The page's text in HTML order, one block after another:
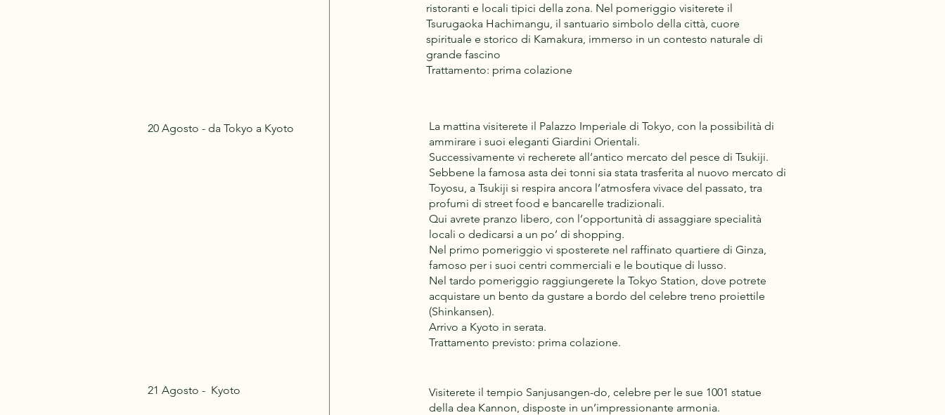
20 Agosto - da Tokyo a Kyoto
21 Agosto - Kyoto
ristoranti e locali tipici della zona. Nel pomeriggio visiterete il
Tsurugaoka Hachimangu, il santuario simbolo della città, cuore
spirituale e storico di Kamakura, immerso in un contesto naturale di
grande fascino
Trattamento: prima colazione
La mattina visiterete il Palazzo Imperiale di Tokyo, con la possibilità di
ammirare i suoi eleganti Giardini Orientali.
Successivamente vi recherete all’antico mercato del pesce di Tsukiji.
Sebbene la famosa asta dei tonni sia stata trasferita al nuovo mercato di
Toyosu, a Tsukiji si respira ancora l’atmosfera vivace del passato, tra
profumi di street food e bancarelle tradizionali.
Qui avrete pranzo libero, con l’opportunità di assaggiare specialità
locali o dedicarsi a un po’ di shopping.
Nel primo pomeriggio vi sposterete nel raffinato quartiere di Ginza,
famoso per i suoi centri commerciali e le boutique di lusso.
Nel tardo pomeriggio raggiungerete la Tokyo Station, dove potrete
acquistare un bento da gustare a bordo del celebre treno proiettile
(Shinkansen).
Arrivo a Kyoto in serata.
Trattamento previsto: prima colazione.
Visiterete il tempio Sanjusangen-do, celebre per le sue 1001 statue
della dea Kannon, disposte in un’impressionante armonia.